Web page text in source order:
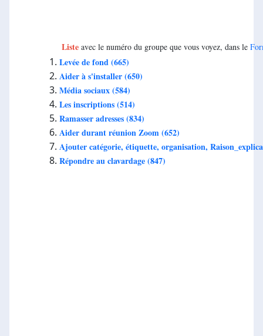
Liste avec le numéro du groupe que vous voyez, dans le
Levée de fond (665)
Aider à s'installer (650)
Média sociaux (584)
Les inscriptions (514)
Ramasser adresses (834)
Aider durant réunion Zoom (652)
Ajouter catégorie, étiquette, organisation,
Répondre au clavardage (847)